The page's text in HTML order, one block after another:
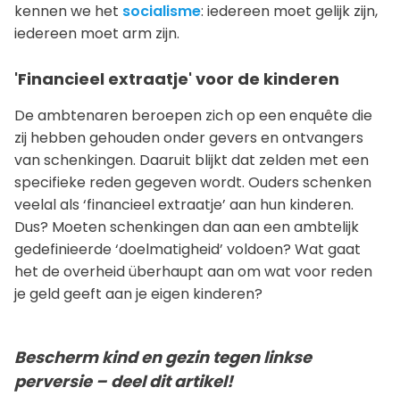
kennen we het socialisme: iedereen moet gelijk zijn,
iedereen moet arm zijn.
'Financieel extraatje' voor de kinderen
De ambtenaren beroepen zich op een enquête die
zij hebben gehouden onder gevers en ontvangers
van schenkingen. Daaruit blijkt dat zelden met een
specifieke reden gegeven wordt. Ouders schenken
veelal als ‘financieel extraatje’ aan hun kinderen.
Dus? Moeten schenkingen dan aan een ambtelijk
gedefinieerde ‘doelmatigheid’ voldoen? Wat gaat
het de overheid überhaupt aan om wat voor reden
je geld geeft aan je eigen kinderen?
Bescherm kind en gezin tegen linkse
perversie – deel dit artikel!